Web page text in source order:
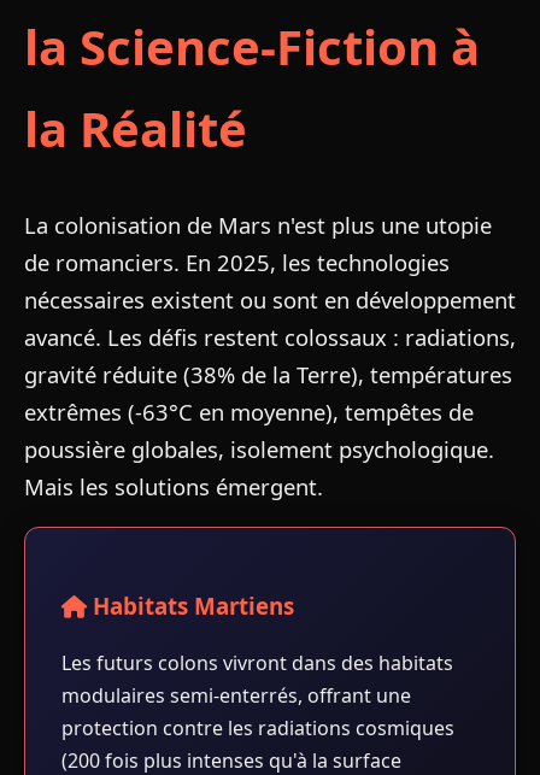
la Science-Fiction à
la Réalité
La colonisation de Mars n'est plus une utopie
de romanciers. En 2025, les technologies
nécessaires existent ou sont en développement
avancé. Les défis restent colossaux : radiations,
gravité réduite (38% de la Terre), températures
extrêmes (-63°C en moyenne), tempêtes de
poussière globales, isolement psychologique.
Mais les solutions émergent.
Habitats Martiens
Les futurs colons vivront dans des habitats
modulaires semi-enterrés, offrant une
protection contre les radiations cosmiques
(200 fois plus intenses qu'à la surface